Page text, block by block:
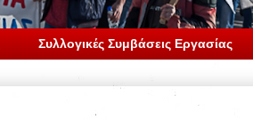
Συλλογικές Συμβάσεις Εργασίας